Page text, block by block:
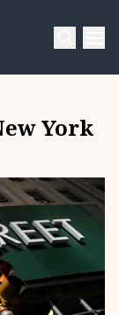
York